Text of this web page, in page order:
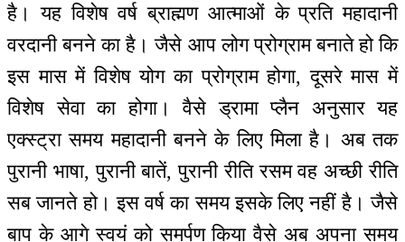
है। यह विशेष वर्ष ब्राह्मण आत्माओं के प्रति महादानी
वरदानी बनने का है। जैसे आप लोग प्रोग्राम बनाते हो कि
इस मास में विशेष योग का प्रोग्राम होगा, दूसरे मास में
विशेष सेवा का होगा। वैसे ड्रामा प्लैन अनुसार यह
एक्स्ट्रा समय महादानी बनने के लिए मिला है। अब तक
पुरानी भाषा, पुरानी बातें, पुरानी रीति रसम वह अच्छी रीति
सब जानते हो। इस वर्ष का समय इसके लिए नहीं है। जैसे
बाप के आगे स्वयं को समर्पण किया वैसे अब अपना समय